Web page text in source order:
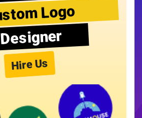
Logo
Designer
Hire Us